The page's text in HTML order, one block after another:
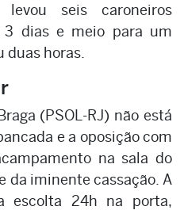
levou seis caroneiros
dias e meio para um
duas horas.
(PSOL-RJ) não está
e a oposição com
na sala do
da iminente cassação. A
escolta 24h na porta,